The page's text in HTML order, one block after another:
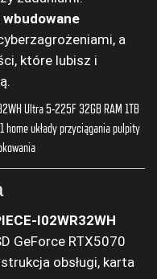
wbudowane
a
które lubisz i
I02WR32WH
GeForce RTX5070
obsługi, karta